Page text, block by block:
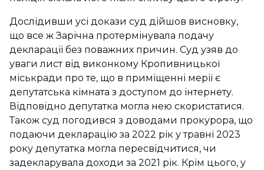
Дослідивши усі докази суд дійшов висновку,
що все ж Зарічна протермінувала подачу
декларації без поважних причин. Суд узяв до
уваги лист від виконкому Кропивницької
міськради про те, що в приміщенні мерії є
депутатська кімната з доступом до інтернету.
Відповідно депутатка могла нею скористатися.
Також суд погодився з доводами прокурора, що
подаючи декларацію за 2022 рік у травні 2023
року депутатка могла пересвідчитися, чи
задекларувала доходи за 2021 рік. Крім цього, у